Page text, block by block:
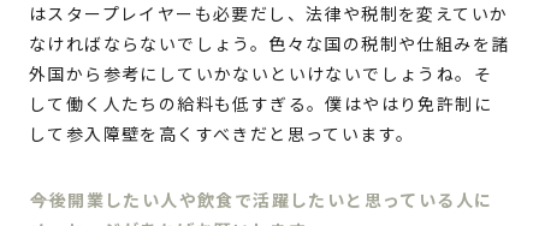
はスタープレイヤーも必要だし、法律や税制を変えていか
なければならないでしょう。色々な国の税制や仕組みを諸
外国から参考にしていかないといけないでしょうね。そ
して働く人たちの給料も低すぎる。僕はやはり免許制に
して参入障壁を高くすべきだと思っています。
今後開業したい人や飲食で活躍したいと思っている人に